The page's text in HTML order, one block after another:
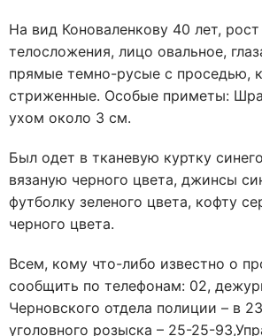
На вид Коноваленкову 40 лет,
телосложения, лицо овальное,
прямые темно-русые с проседью,
стриженные. Особые приметы:
ухом около 3 см.
Был одет в тканевую куртку
вязаную черного цвета, джинсы
футболку зеленого цвета, кофту
черного цвета.
Всем, кому что-либо известно о
сообщить по телефонам: 02,
Черновского отдела полиции – в
уголовного розыска – 25-25-